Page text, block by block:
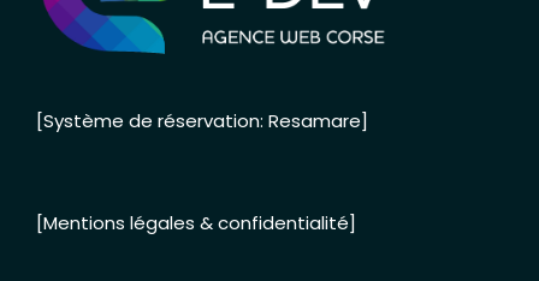
[Système de réservation: Resamare]
[Mentions légales & confidentialité]